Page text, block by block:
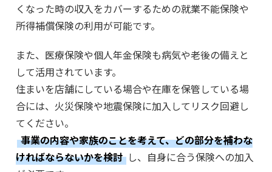
くなった時の収入をカバーするための就業不能保険や
所得補償保険の利用が可能です。
また、医療保険や個人年金保険も病気や老後の備えと
して活用されています。
住まいを店舗にしている場合や在庫を保管している場
合には、火災保険や地震保険に加入してリスク回避し
てください。
事業の内容や家族のことを考えて、どの部分を補わな
ければならないかを検討 し、自身に合う保険への加入